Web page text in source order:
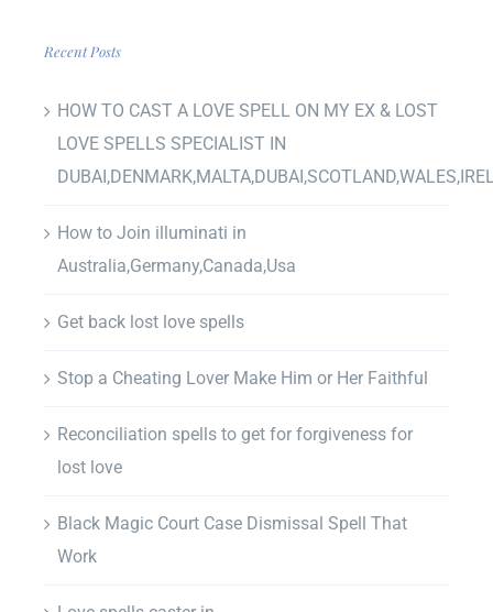
Recent Posts
HOW TO CAST A LOVE SPELL ON MY EX & LOST
LOVE SPELLS SPECIALIST IN
How to Join illuminati in
Australia,Germany,Canada,Usa
Get back lost love spells
Stop a Cheating Lover Make Him or Her Faithful
Reconciliation spells to get for forgiveness for
lost love
Black Magic Court Case Dismissal Spell That
Work